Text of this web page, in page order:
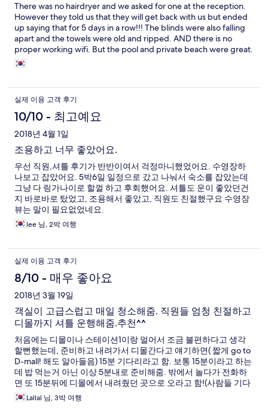
There was no hairdryer and we asked for one at the reception.
However they told us that they will get back with us but ended
up saying that for 5 days in a row!!! The blinds were also falling
apart and the towels were old and ripped. AND there is no
proper working wifi. But the pool and private beach were great.
실제 이용 고객 후기
10/10 - 최고예요
2018년 4월 1일
조용하고 너무 좋았어요.
우선 직원,셔틀 후기가 반반이여서 걱정마니했었어요. 수영장하
나보고 잡았어요. 5박6일 일정으로 갔고 나눠서 숙소를 잡았는데
그냥 다 링가나이로 할껄 하고 후회했어요. 셔틀도 운이 좋았던건
지 바로바로 탔었고, 조용해서 좋았고, 직원도 친절했구요 수영장
뷰는 말이 필요없었네요.
lee 님, 2박 여행
실제 이용 고객 후기
8/10 - 매우 좋아요
2018년 3월 19일
객실이 고급스럽고 매일 청소해줌. 직원들 엄청 친절하고
디몰까지 셔틀 운행해줌.추천^^
처음에는 디몰이나 스테이션1이랑 멀어서 조금 불편하다고 생각
할뻔했는데, 준비하고 내려가서 디몰간다고 얘기하면( 짧게 go to
D-mall! 해도 알아들음) 15분 기다리라고 함. 보통 15분이라고 하는
데 밥 먹는거 아닌 이상 5분내로 준비해줌. 밖에서 놀다가 전화하
면 또 15분뒤에 디몰에서 내려줬던 곳으로 오라고 함!(사람들 기다
리고 있는 곳 있음. 거기서 기다리면 됨. 난 여행업체 껴서, 현지폰
하나 받았음) 트라이시클도 많기도 해서 불편한건 많이 못느꼈음.
Lallal 님, 3박 여행